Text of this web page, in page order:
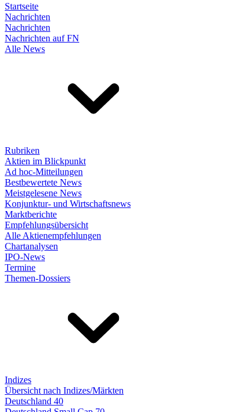
Startseite
Nachrichten
Nachrichten
Nachrichten auf FN
Alle News
Rubriken
Aktien im Blickpunkt
Ad hoc-Mitteilungen
Bestbewertete News
Meistgelesene News
Konjunktur- und Wirtschaftsnews
Marktberichte
Empfehlungsübersicht
Alle Aktienempfehlungen
Chartanalysen
IPO-News
Termine
Themen-Dossiers
Indizes
Übersicht nach Indizes/Märkten
Deutschland 40